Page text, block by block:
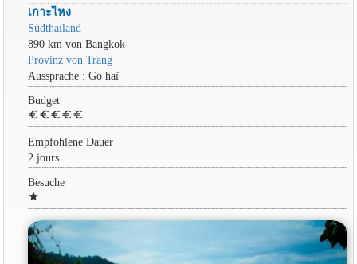
เกาะไหง
Südthailand
890 km von Bangkok
Provinz von Trang
Aussprache : Go haï
Budget
euro euro euro euro euro
Empfohlene Dauer
2 jours
Besuche
star